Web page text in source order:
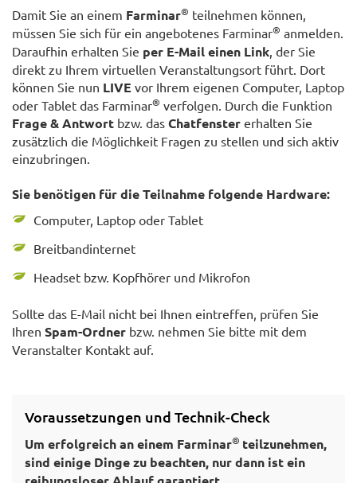
Damit Sie an einem Farminar® teilnehmen können,
müssen Sie sich für ein angebotenes Farminar® anmelden.
Daraufhin erhalten Sie per E-Mail einen Link, der Sie
direkt zu Ihrem virtuellen Veranstaltungsort führt. Dort
können Sie nun LIVE vor Ihrem eigenen Computer, Laptop
oder Tablet das Farminar® verfolgen. Durch die Funktion
Frage & Antwort bzw. das Chatfenster erhalten Sie
zusätzlich die Möglichkeit Fragen zu stellen und sich aktiv
einzubringen.
Sie benötigen für die Teilnahme folgende Hardware:
Computer, Laptop oder Tablet
Breitbandinternet
Headset bzw. Kopfhörer und Mikrofon
Sollte das E-Mail nicht bei Ihnen eintreffen, prüfen Sie
Ihren Spam-Ordner bzw. nehmen Sie bitte mit dem
Veranstalter Kontakt auf.
Voraussetzungen und Technik-Check
Um erfolgreich an einem Farminar® teilzunehmen,
sind einige Dinge zu beachten, nur dann ist ein